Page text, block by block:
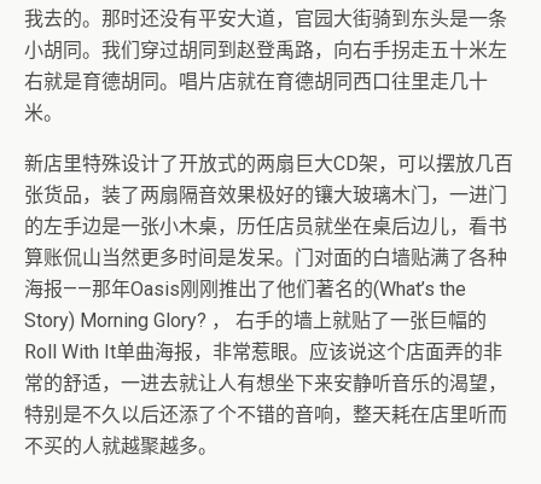
我去的。那时还没有平安大道，官园大街骑到东头是一条
小胡同。我们穿过胡同到赵登禹路，向右手拐走五十米左
右就是育德胡同。唱片店就在育德胡同西口往里走几十
米。
新店里特殊设计了开放式的两扇巨大CD架，可以摆放几百
张货品，装了两扇隔音效果极好的镶大玻璃木门，一进门
的左手边是一张小木桌，历任店员就坐在桌后边儿，看书
算账侃山当然更多时间是发呆。门对面的白墙贴满了各种
海报——那年Oasis刚刚推出了他们著名的(What’s the
Story) Morning Glory? ， 右手的墙上就贴了一张巨幅的
Roll With It单曲海报，非常惹眼。应该说这个店面弄的非
常的舒适，一进去就让人有想坐下来安静听音乐的渴望，
特别是不久以后还添了个不错的音响，整天耗在店里听而
不买的人就越聚越多。